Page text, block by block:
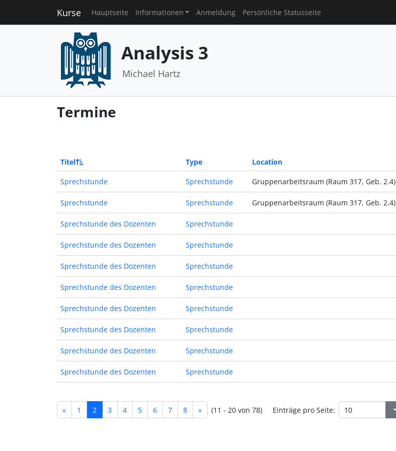
Kurse Hauptseite Informationen Anmeldung Persönliche Statusseite
Analysis 3
Michael Hartz
Termine
Titel Type Location
Sprechstunde Sprechstunde Gruppenarbeitsraum (Raum 317, Geb. 2.4)
Sprechstunde Sprechstunde Gruppenarbeitsraum (Raum 317, Geb. 2.4)
Sprechstunde des Dozenten Sprechstunde
Sprechstunde des Dozenten Sprechstunde
Sprechstunde des Dozenten Sprechstunde
Sprechstunde des Dozenten Sprechstunde
Sprechstunde des Dozenten Sprechstunde
Sprechstunde des Dozenten Sprechstunde
Sprechstunde des Dozenten Sprechstunde
Sprechstunde des Dozenten Sprechstunde
« 1 2 3 4 5 6 7 8 » (11 - 20 von 78) Einträge pro Seite: